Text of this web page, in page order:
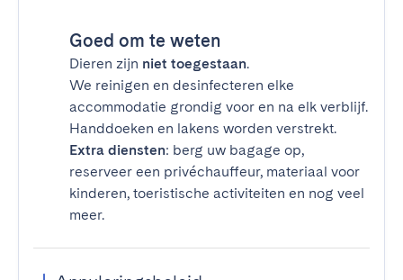
Goed om te weten
Dieren zijn niet toegestaan.
We reinigen en desinfecteren elke
accommodatie grondig voor en na elk verblijf.
Handdoeken en lakens worden verstrekt.
Extra diensten: berg uw bagage op,
reserveer een privéchauffeur, materiaal voor
kinderen, toeristische activiteiten en nog veel
meer.